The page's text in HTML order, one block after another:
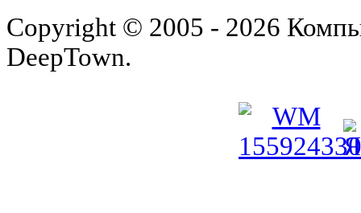
Copyright © 2005 - 2026
DeepTown.